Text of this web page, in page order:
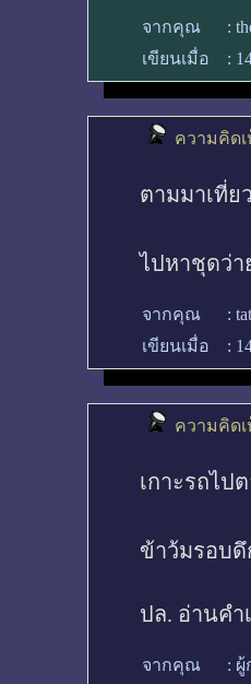
จากคุณ :
เขียนเมื่อ
:
ความคิด
ตามมาเที่ย
ไปหาชุดว่า
จากคุณ :
เขียนเมื่อ
:
ความคิด
เกาะรถไ
ข้าว้มรอบดึ
ปล. อ่านค
จากคุณ : ผู้